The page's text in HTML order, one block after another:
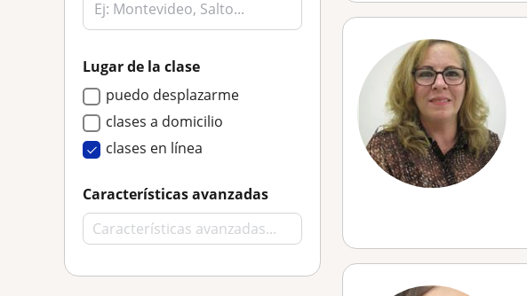
Lugar de la clase
puedo desplazarme
clases a domicilio
clases en línea
Características avanzadas